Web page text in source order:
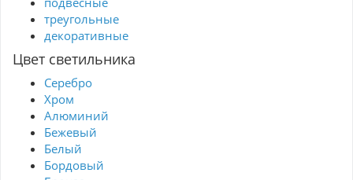
треугольные
декоративные
Цвет светильника
Серебро
Хром
Алюминий
Бежевый
Белый
Бордовый